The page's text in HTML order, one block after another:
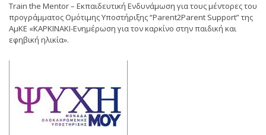
Train the Mentor – Εκπαιδευτική Ενδυνάμωση για τους μέντορες του
προγράμματος Ομότιμης Υποστήριξης “Parent2Parent Support” της
ΑμΚΕ «ΚΑΡΚΙΝΑΚΙ-Ενημέρωση για τον καρκίνο στην παιδική και
εφηβική ηλικία».